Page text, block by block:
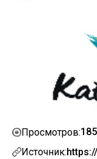
Просмотров:185
Источник: